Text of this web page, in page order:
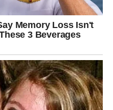
trenutka
dogodi. Biće to
i snažne promene
svoje mesto, čak i ako to